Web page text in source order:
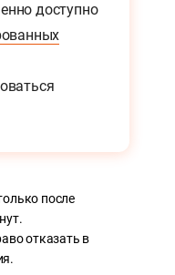
доступно
после
отказать в